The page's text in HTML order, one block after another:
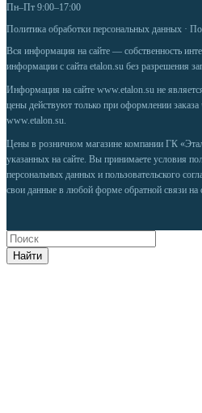
Пн–Пт 9:00–17:00
Политика обработки персональных данных ·
Вся информация на сайте — собственность
информации с сайта etalon.su без разрешения
Информация на сайте www.etalon.su не
цены действуют только при оформлении заказа
www.etalon.su
Цены в розничном магазине компании ГК
указанных на сайте. Вы принимаете условия
персональных данных и пользовательского
свои данные в любой форме обратной связи на
Найти